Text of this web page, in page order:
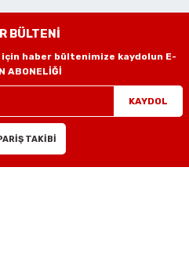
BÜLTENİ
haber bültenimize kaydolun E-
ABONELİĞİ
KAYDOL
TAKİBİ